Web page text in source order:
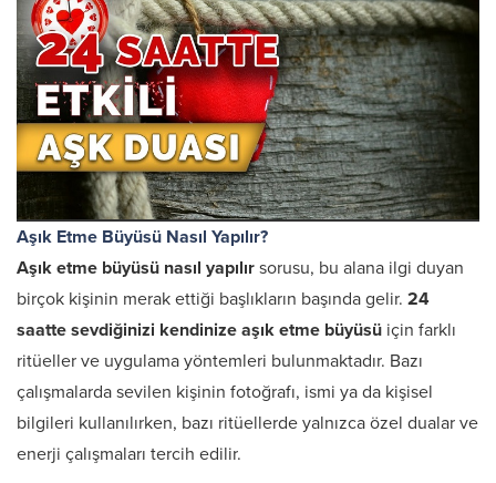
Aşık Etme Büyüsü Nasıl Yapılır?
Aşık etme büyüsü nasıl yapılır sorusu, bu alana ilgi duyan
birçok kişinin merak ettiği başlıkların başında gelir. 24
saatte sevdiğinizi kendinize aşık etme büyüsü için farklı
ritüeller ve uygulama yöntemleri bulunmaktadır. Bazı
çalışmalarda sevilen kişinin fotoğrafı, ismi ya da kişisel
bilgileri kullanılırken, bazı ritüellerde yalnızca özel dualar ve
enerji çalışmaları tercih edilir.